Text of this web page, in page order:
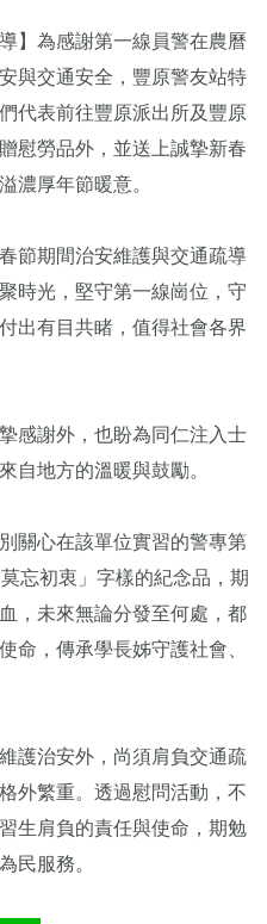
】為感謝第一線員警在農曆
與交通安全，豐原警友站特
代表前往豐原派出所及豐原
慰勞品外，並送上誠摯新春
濃厚年節暖意。
節期間治安維護與交通疏導
時光，堅守第一線崗位，守
出有目共睹，值得社會各界
感謝外，也盼為同仁注入士
自地方的溫暖與鼓勵。
關心在該單位實習的警專第
忘初衷」字樣的紀念品，期
，未來無論分發至何處，都
命，傳承學長姊守護社會、
護治安外，尚須肩負交通疏
外繁重。透過慰問活動，不
生肩負的責任與使命，期勉
民服務。